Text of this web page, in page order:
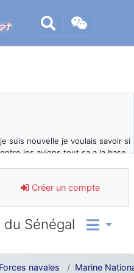
suis nouvelle je voulais savoir si
les avions tout sa a la base
blocages du site ces derniers
le spam et les bots trop nocifs
Créer un compte
Sénégal
Forces navales Marine